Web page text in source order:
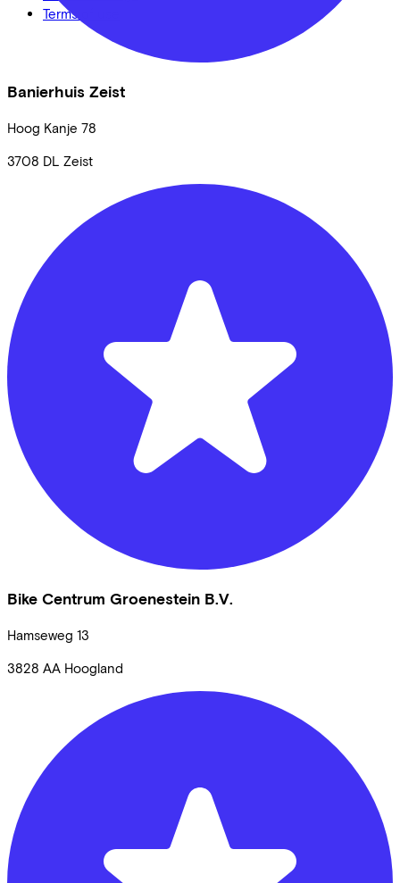
Banierhuis Zeist
Hoog Kanje 78
3708 DL Zeist
Bike Centrum Groenestein B.V.
Hamseweg 13
3828 AA Hoogland
Terms of use